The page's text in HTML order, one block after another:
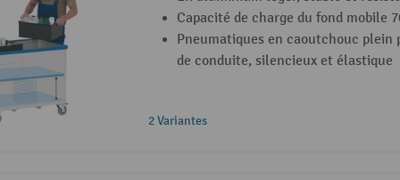
Capacité de charge du fond mobile
Pneumatiques en caoutchouc plein
de conduite, silencieux et élastique
2 Variantes